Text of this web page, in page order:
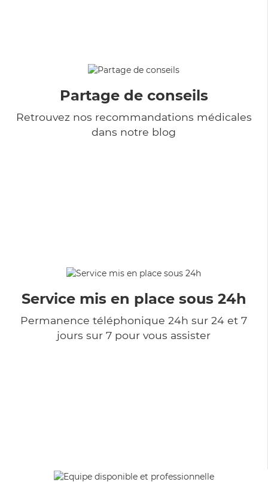
Partage de conseils
Retrouvez nos recommandations médicales
dans notre blog
Service mis en place sous 24h
Permanence téléphonique 24h sur 24 et 7
jours sur 7 pour vous assister